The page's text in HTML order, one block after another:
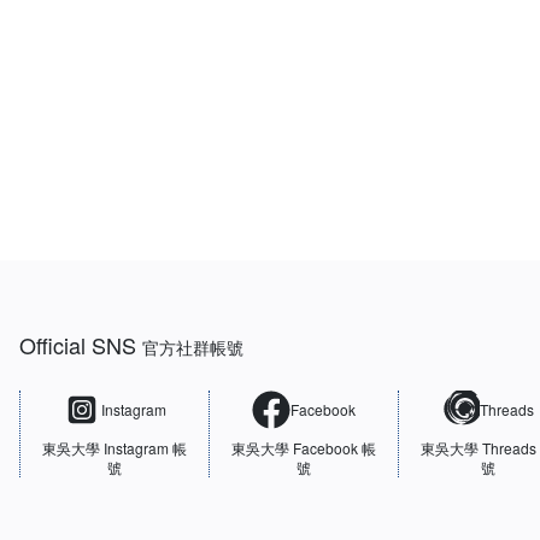
Official SNS 官方社群帳號
Instagram
東吳大學 Instagram 帳
號
Facebook
東吳大學 Facebook 帳
號
Threads
東吳大學Threads
號